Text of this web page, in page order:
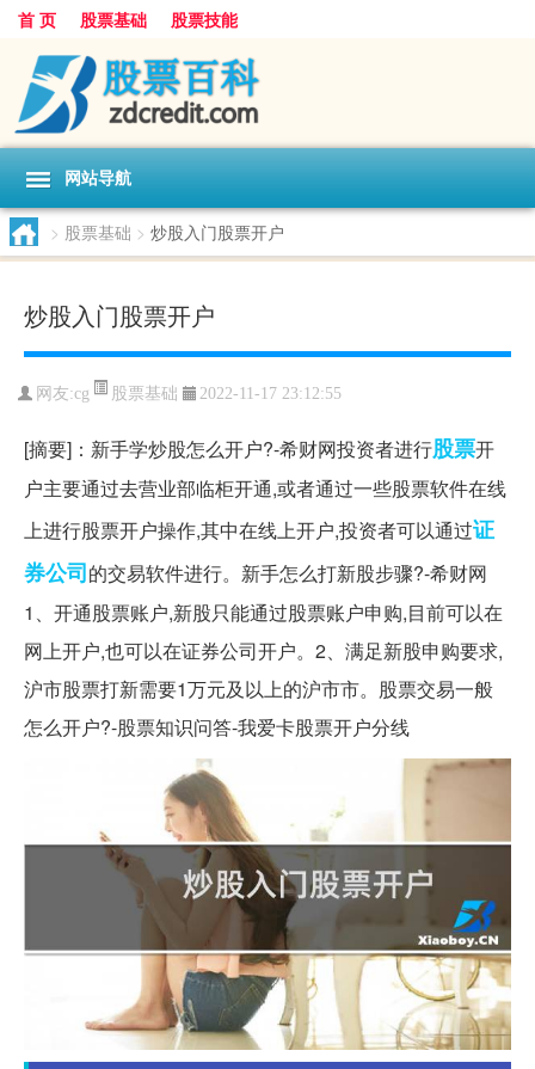
首 页 股票基础 股票技能
网站导航
> 股票基础 > 炒股入门股票开户
炒股入门股票开户
网友:cg 股票基础 2022-11-17 23:12:55
[摘要]：新手学炒股怎么开户?-希财网投资者进行股票开
户主要通过去营业部临柜开通,或者通过一些股票软件在线
上进行股票开户操作,其中在线上开户,投资者可以通过证
券公司的交易软件进行。新手怎么打新股步骤?-希财网
1、开通股票账户,新股只能通过股票账户申购,目前可以在
网上开户,也可以在证券公司开户。2、满足新股申购要求,
沪市股票打新需要1万元及以上的沪市市。股票交易一般
怎么开户?-股票知识问答-我爱卡股票开户分线